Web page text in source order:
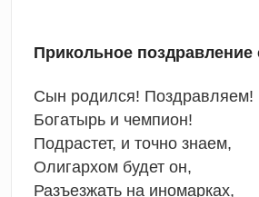
Прикольное
Сын родился! Поздравляем!
Богатырь и чемпион!
Подрастет, и точно знаем,
Олигархом будет он,
Разъезжать на иномарках,